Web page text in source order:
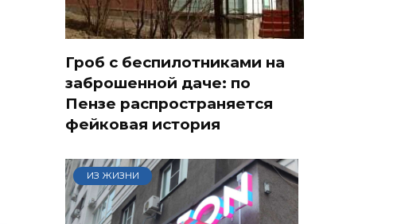
Гроб с беспилотниками на
заброшенной даче: по
Пензе распространяется
фейковая история
ИЗ ЖИЗНИ